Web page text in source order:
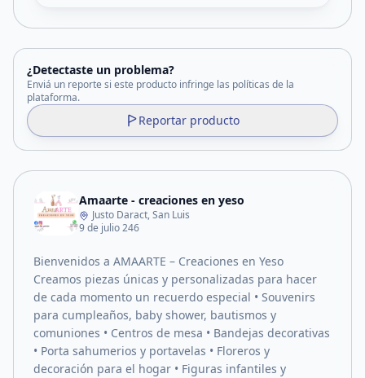
¿Detectaste un problema?
Enviá un reporte si este producto infringe las políticas de la
plataforma.
Reportar producto
Amaarte - creaciones en yeso
Justo Daract, San Luis
9 de julio 246
Bienvenidos a AMAARTE – Creaciones en Yeso
Creamos piezas únicas y personalizadas para hacer
de cada momento un recuerdo especial • Souvenirs
para cumpleaños, baby shower, bautismos y
comuniones • Centros de mesa • Bandejas decorativas
• Porta sahumerios y portavelas • Floreros y
decoración para el hogar • Figuras infantiles y